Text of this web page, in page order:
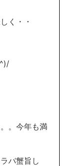
く・・
。今年も満
バ蟹旨し